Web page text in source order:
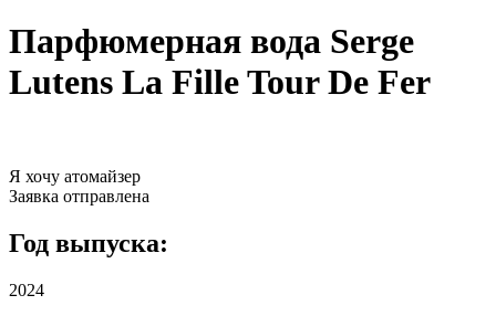
Парфюмерная вода Serge
Lutens La Fille Tour De Fer
Я хочу атомайзер
Заявка отправлена
Год выпуска:
2024